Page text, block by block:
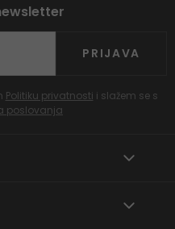
PRIJAVA
Politiku privatnosti i slažem se s
poslovanja